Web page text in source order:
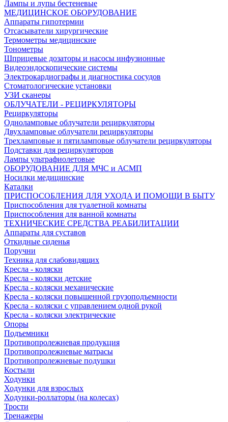
Лампы и лупы бестеневые
МЕДИЦИНСКОЕ ОБОРУДОВАНИЕ
Аппараты гипотермии
Отсасыватели хирургические
Термометры медицинские
Тонометры
Шприцевые дозаторы и насосы инфузионные
Видеоэндоскопические системы
Электрокардиографы и диагностика сосудов
Стоматологические установки
УЗИ сканеры
ОБЛУЧАТЕЛИ - РЕЦИРКУЛЯТОРЫ
Рециркуляторы
Одноламповые облучатели рециркуляторы
Двухламповые облучатели рециркуляторы
Трехламповые и пятиламповые облучатели рециркуляторы
Подставки для рециркуляторов
Лампы ультрафиолетовые
ОБОРУДОВАНИЕ ДЛЯ МЧС и АСМП
Носилки медицинские
Каталки
ПРИСПОСОБЛЕНИЯ ДЛЯ УХОДА И ПОМОЩИ В БЫТУ
Приспособления для туалетной комнаты
Приспособления для ванной комнаты
ТЕХНИЧЕСКИЕ СРЕДСТВА РЕАБИЛИТАЦИИ
Аппараты для суставов
Откидные сиденья
Поручни
Техника для слабовидящих
Кресла - коляски
Кресла - коляски детские
Кресла - коляски механические
Кресла - коляски повышенной грузоподъемности
Кресла - коляски с управлением одной рукой
Кресла - коляски электрические
Опоры
Подъемники
Противопролежневая продукция
Противопролежневые матрасы
Противопролежневые подушки
Костыли
Ходунки
Ходунки для взрослых
Ходунки-роллаторы (на колесах)
Трости
Тренажеры